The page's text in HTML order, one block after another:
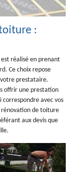
:
réalisé en prenant
Ce choix repose
prestataire.
offrir une prestation
correspondre avec vos
rénovation de toiture
aux devis que